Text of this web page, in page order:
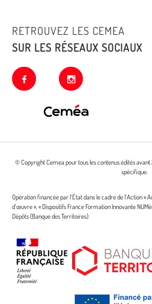
RETROUVEZ LES CEMEA
SUR LES RÉSEAUX SOCIAUX
facebook instagram
© Copyright Cemea pour tous les contenus édités avant
spécifique.
Opération financée par l’État dans le cadre de l’Action «
d’œuvre », « Dispositifs France Formation Innovante
Dépôts (Banque des Territoires)